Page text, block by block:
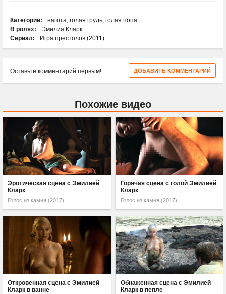
Категории: нагота, голая грудь, голая попа
В ролях:
Эмилия Кларк
Сериал:
Игра престолов (2011)
ДОБАВИТЬ КОММЕНТАРИЙ
Оставьте комментарий первым!
Похожие видео
Эротическая сцена с Эмилией
Кларк
Голос из камня (2017)
Горячая сцена с голой Эмилией
Кларк
Голос из камня (2017)
Откровенная сцена с Эмилией
Кларк в ванне
Обнаженная сцена с Эмилией
Кларк в пепле